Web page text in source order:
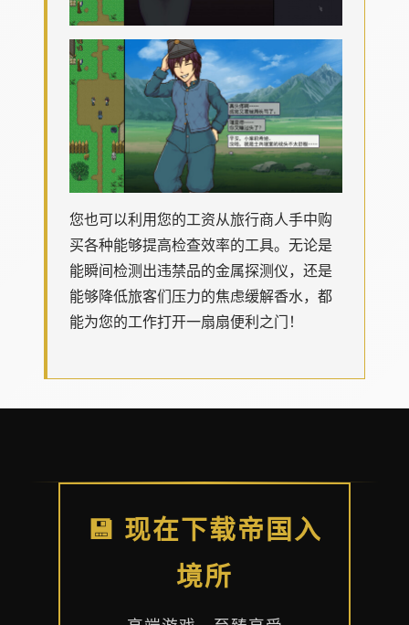
您也可以利用您的工资从旅行商人手中购
买各种能够提高检查效率的工具。无论是
能瞬间检测出违禁品的金属探测仪，还是
能够降低旅客们压力的焦虑缓解香水，都
能为您的工作打开一扇扇便利之门！
💾 现在下载帝国入
境所